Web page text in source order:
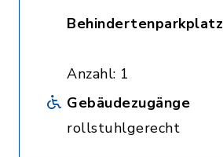
Behindertenparkplatz
Anzahl: 1
Gebäudezugänge
rollstuhlgerecht